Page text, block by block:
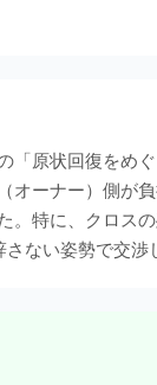
原状回復をめ
ーナー）側が
特に、クロス
ない姿勢で交渉